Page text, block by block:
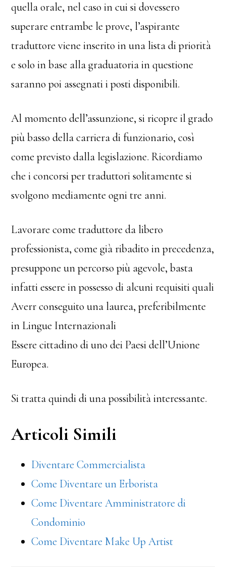
quella orale, nel caso in cui si dovessero
superare entrambe le prove, l’aspirante
traduttore viene inserito in una lista di priorità
e solo in base alla graduatoria in questione
saranno poi assegnati i posti disponibili.
Al momento dell’assunzione, si ricopre il grado
più basso della carriera di funzionario, così
come previsto dalla legislazione. Ricordiamo
che i concorsi per traduttori solitamente si
svolgono mediamente ogni tre anni.
Lavorare come traduttore da libero
professionista, come già ribadito in precedenza,
presuppone un percorso più agevole, basta
infatti essere in possesso di alcuni requisiti quali
Averr conseguito una laurea, preferibilmente
in Lingue Internazionali
Essere cittadino di uno dei Paesi dell’Unione
Europea.
Si tratta quindi di una possibilità interessante.
Articoli Simili
Diventare Commercialista
Come Diventare un Erborista
Come Diventare Amministratore di
Condominio
Come Diventare Make Up Artist